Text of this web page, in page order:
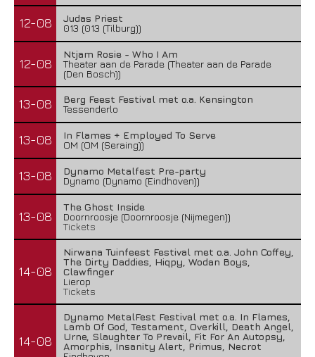
12-08
Judas Priest
013 (013 (Tilburg))
12-08
Ntjam Rosie - Who I Am
Theater aan de Parade (Theater aan de Parade
(Den Bosch))
13-08
Berg Feest Festival met o.a. Kensington
Tessenderlo
13-08
In Flames + Employed To Serve
OM (OM (Seraing))
13-08
Dynamo Metalfest Pre-party
Dynamo (Dynamo (Eindhoven))
13-08
The Ghost Inside
Doornroosje (Doornroosje (Nijmegen))
Tickets
14-08
Nirwana Tuinfeest Festival met o.a. John Coffey,
The Dirty Daddies, Hiqpy, Wodan Boys,
Clawfinger
Lierop
Tickets
14-08
Dynamo MetalFest Festival met o.a. In Flames,
Lamb Of God, Testament, Overkill, Death Angel,
Urne, Slaughter To Prevail, Fit For An Autopsy,
Amorphis, Insanity Alert, Primus, Necrot